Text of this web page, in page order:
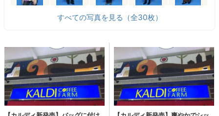
すべての写真を見る（全30枚）